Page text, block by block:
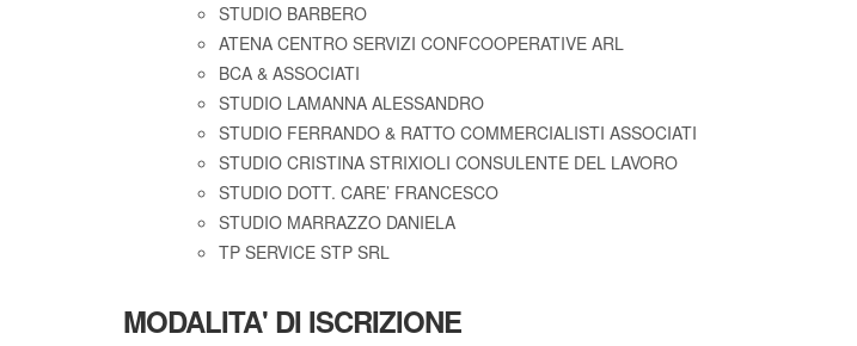
STUDIO BARBERO
ATENA CENTRO SERVIZI CONFCOOPERATIVE ARL
BCA & ASSOCIATI
STUDIO LAMANNA ALESSANDRO
STUDIO FERRANDO & RATTO COMMERCIALISTI ASSOCIATI
STUDIO CRISTINA STRIXIOLI CONSULENTE DEL LAVORO
STUDIO DOTT. CARE’ FRANCESCO
STUDIO MARRAZZO DANIELA
TP SERVICE STP SRL
MODALITA' DI ISCRIZIONE